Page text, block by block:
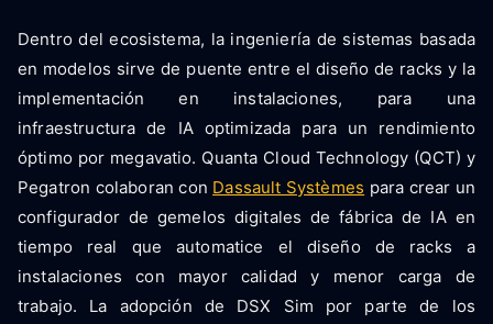
Dentro del ecosistema, la ingeniería de sistemas basada
en modelos sirve de puente entre el diseño de racks y la
implementación en instalaciones, para una
infraestructura de IA optimizada para un rendimiento
óptimo por megavatio. Quanta Cloud Technology (QCT) y
Pegatron colaboran con Dassault Systèmes para crear un
configurador de gemelos digitales de fábrica de IA en
tiempo real que automatice el diseño de racks a
instalaciones con mayor calidad y menor carga de
trabajo. La adopción de DSX Sim por parte de los